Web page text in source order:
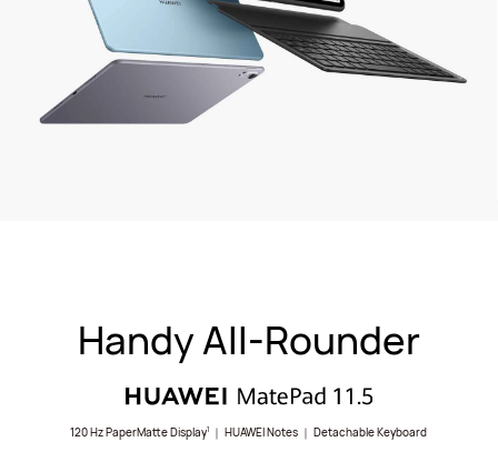
Handy All-Rounder
120 Hz PaperMatte Display1 ｜ HUAWEI Notes ｜ Detachable Keyboard